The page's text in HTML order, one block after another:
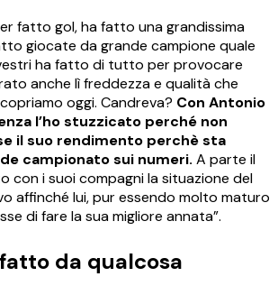
fatto gol, ha fatto una grandissima
giocate da grande campione quale
ha fatto di tutto per provocare
anche lì freddezza e qualità che
oggi. Candreva? Con Antonio
l’ho stuzzicato perché non
il suo rendimento perchè sta
campionato sui numeri. A parte il
con i suoi compagni la situazione del
affinché lui, pur essendo molto maturo
di fare la sua migliore annata”.
da qualcosa